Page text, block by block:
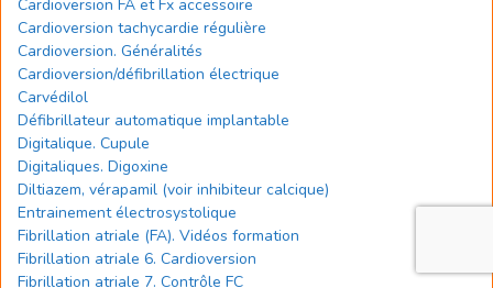
Cardioversion FA et Fx accessoire
Cardioversion tachycardie régulière
Cardioversion. Généralités
Cardioversion/défibrillation électrique
Carvédilol
Défibrillateur automatique implantable
Digitalique. Cupule
Digitaliques. Digoxine
Diltiazem, vérapamil (voir inhibiteur calcique)
Entrainement électrosystolique
Fibrillation atriale (FA). Vidéos formation
Fibrillation atriale 6. Cardioversion
Fibrillation atriale 7. Contrôle FC